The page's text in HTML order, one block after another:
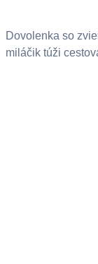
Dovolenka so
miláčik túži